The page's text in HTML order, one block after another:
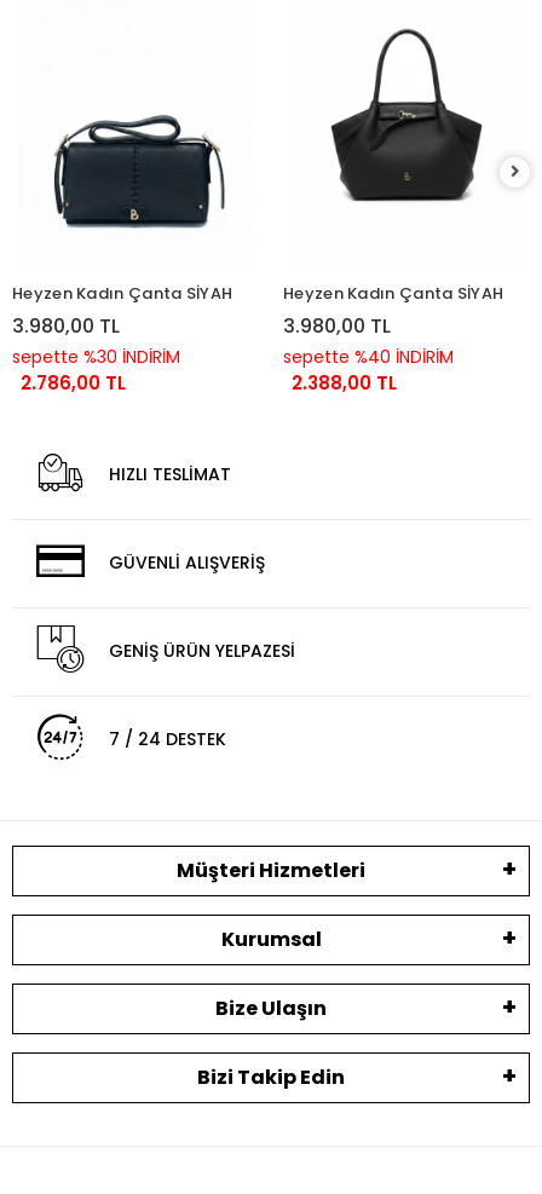
Heyzen Kadın Çanta SİYAH
3.980,00 TL
sepette %30 İNDİRİM
2.786,00 TL
Heyzen Kadın Çanta SİYAH
3.980,00 TL
sepette %40 İNDİRİM
2.388,00 TL
HIZLI TESLİMAT
GÜVENLİ ALIŞVERİŞ
GENİŞ ÜRÜN YELPAZESİ
7 / 24 DESTEK
Müşteri Hizmetleri
Kurumsal
Bize Ulaşın
Bizi Takip Edin